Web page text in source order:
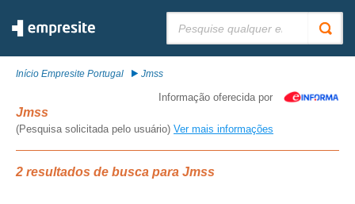
Início Empresite Portugal Jmss
Informação oferecida por
Jmss
(Pesquisa solicitada pelo usuário) Ver mais informações
2 resultados de busca para Jmss